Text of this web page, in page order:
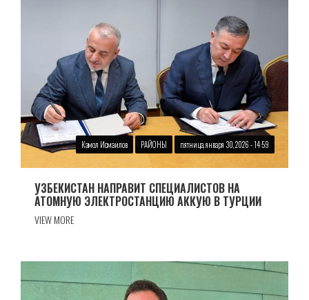
Камол Исмаилов РАЙОНЫ пятница, января 30, 2026 - 14:59
УЗБЕКИСТАН НАПРАВИТ СПЕЦИАЛИСТОВ НА
АТОМНУЮ ЭЛЕКТРОСТАНЦИЮ ​​АККУЮ В ТУРЦИИ
VIEW MORE